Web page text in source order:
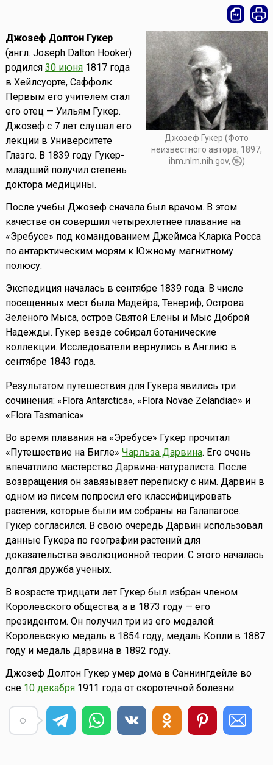
Джозеф Гукер (Фото
неизвестного автора, 1897,
ihm.nlm.nih.gov,
)
Джозеф Долтон Гукер
(англ. Joseph Dalton Hooker)
родился 30 июня1817 года
в Хейлсуорте, Саффолк.
Первым его учителем стал
его отец — Уильям Гукер.
Джозеф с 7 лет слушал его
лекции в Университете
Глазго. В 1839 году Гукер-
младший получил степень
доктора медицины.
После учебы Джозеф сначала был врачом. В этом
качестве он совершил четырехлетнее плавание на
«Эребусе» под командованием Джеймса Кларка Росса
по антарктическим морям к Южному магнитному
полюсу.
Экспедиция началась в сентябре 1839 года. В числе
посещенных мест была Мадейра, Тенериф, Острова
Зеленого Мыса, остров Святой Елены и Мыс Доброй
Надежды. Гукер везде собирал ботанические
коллекции. Исследователи вернулись в Англию в
сентябре 1843 года.
Результатом путешествия для Гукера явились три
сочинения: «Flora Antarctica», «Flora Novae Zelandiae» и
«Flora Таsmanica».
Во время плавания на «Эребусе» Гукер прочитал
«Путешествие на Бигле» Чарльза Дарвина. Его очень
впечатлило мастерство Дарвина-натуралиста. После
возвращения он завязывает переписку с ним. Дарвин в
одном из писем попросил его классифицировать
растения, которые были им собраны на Галапагосе.
Гукер согласился. В свою очередь Дарвин использовал
данные Гукера по географии растений для
доказательства эволюционной теории. С этого началась
долгая дружба ученых.
В возрасте тридцати лет Гукер был избран членом
Королевского общества, а в 1873 году — его
президентом. Он получил три из его медалей:
Королевскую медаль в 1854 году, медаль Копли в 1887
году и медаль Дарвина в 1892 году.
Джозеф Долтон Гукер умер дома в Саннингдейле во
сне 10 декабря1911 года от скоротечной болезни.